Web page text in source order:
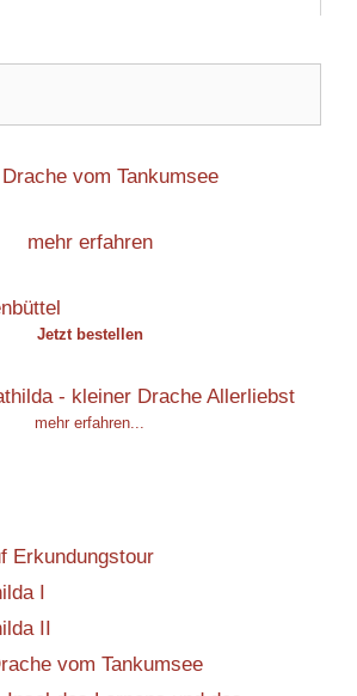
mehr erfahren
Jetzt bestellen
mehr erfahren...
Erkundungstour
I
II
vom Tankumsee